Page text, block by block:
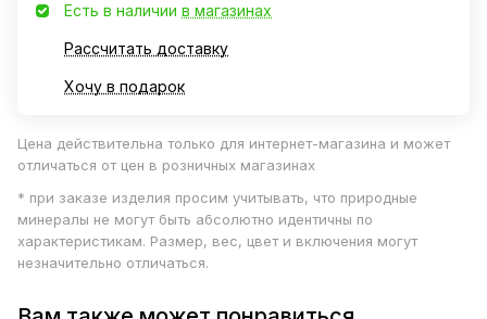
Есть в наличии в магазинах
Рассчитать доставку
Хочу в подарок
Цена действительна только для интернет-магазина и может
отличаться от цен в розничных магазинах
* при заказе изделия просим учитывать, что природные
минералы не могут быть абсолютно идентичны по
характеристикам. Размер, вес, цвет и включения могут
незначительно отличаться.